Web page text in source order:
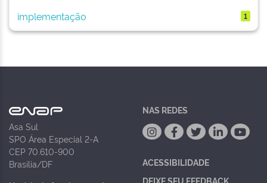
implementação 1
Asa Sul
SPO Área Especial 2-A
CEP 70.610-900
Brasília/DF
NAS REDES
ACESSIBILIDADE
DEIXE SEU FEEDBACK